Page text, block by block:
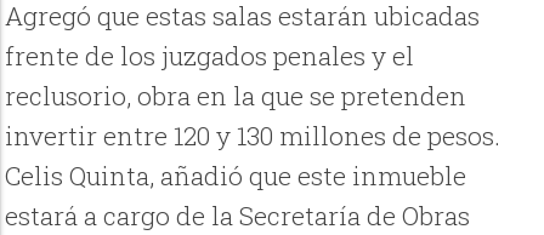
Agregó que estas salas estarán ubicadas
frente de los juzgados penales y el
reclusorio, obra en la que se pretenden
invertir entre 120 y 130 millones de pesos.
Celis Quinta, añadió que este inmueble
estará a cargo de la Secretaría de Obras